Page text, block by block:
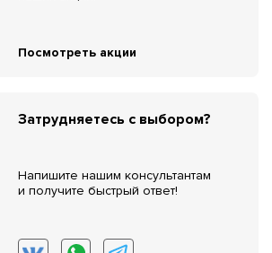
Посмотреть акции
Затрудняетесь с выбором?
Напишите нашим консультантам
и получите быстрый ответ!